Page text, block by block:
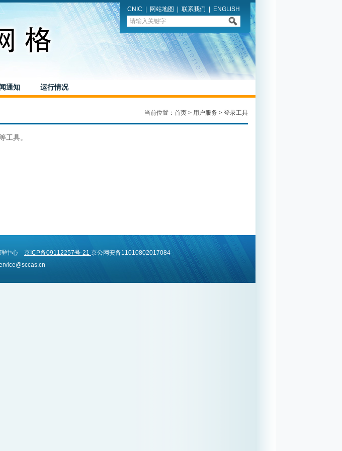
CNIC 网站地图 联系我们 ENGLISH
通知 运行情况
当前位置： 首页 > 用户服务 > 登录工具
工具。
理中心 京ICP备09112257号-21 京公网安备11010802017084